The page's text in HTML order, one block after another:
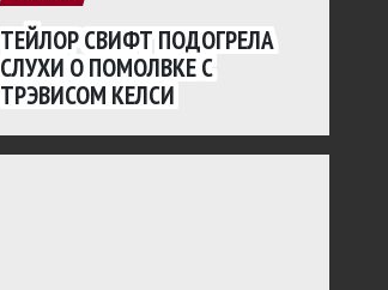
ТЕЙЛОР СВИФТ ПОДОГРЕЛА
СЛУХИ О ПОМОЛВКЕ С
ТРЭВИСОМ КЕЛСИ